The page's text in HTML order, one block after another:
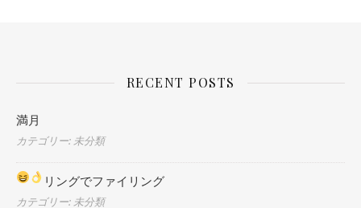
RECENT POSTS
満月
カテゴリー: 未分類
リングでファイリング
カテゴリー: 未分類